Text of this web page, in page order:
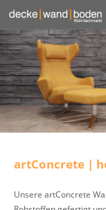
artConcrete |
Unsere artConcrete